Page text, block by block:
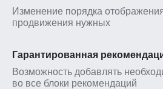
Изменение порядка
продвижения нужных
Гарантированная
Возможность добавлять
во все блоки рекомендаций